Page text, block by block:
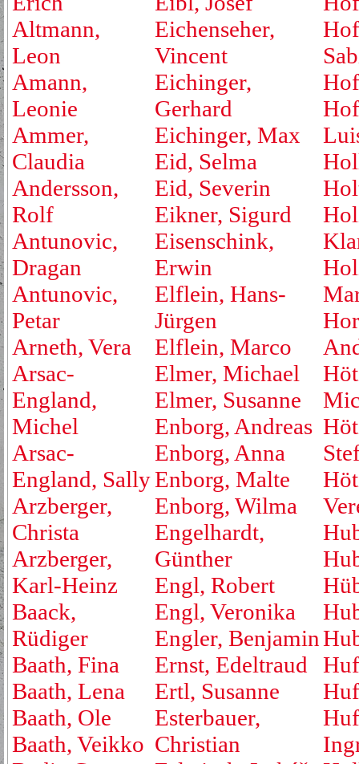
Altmann,
Leon
Amann,
Leonie
Ammer,
Claudia
Andersson,
Rolf
Antunovic,
Dragan
Antunovic,
Petar
Arneth, Vera
Arsac-
England,
Michel
Arsac-
England, Sally
Arzberger,
Christa
Arzberger,
Karl-Heinz
Baack,
Rüdiger
Baath, Fina
Baath, Lena
Baath, Ole
Baath, Veikko
Eichenseher,
Vincent
Eichinger,
Gerhard
Eichinger, Max
Eid, Selma
Eid, Severin
Eikner, Sigurd
Eisenschink,
Erwin
Elflein, Hans-
Jürgen
Elflein, Marco
Elmer, Michael
Elmer, Susanne
Enborg, Andreas
Enborg, Anna
Enborg, Malte
Enborg, Wilma
Engelhardt,
Günther
Engl, Robert
Engl, Veronika
Engler, Benjamin
Ernst, Edeltraud
Ertl, Susanne
Esterbauer,
Christian